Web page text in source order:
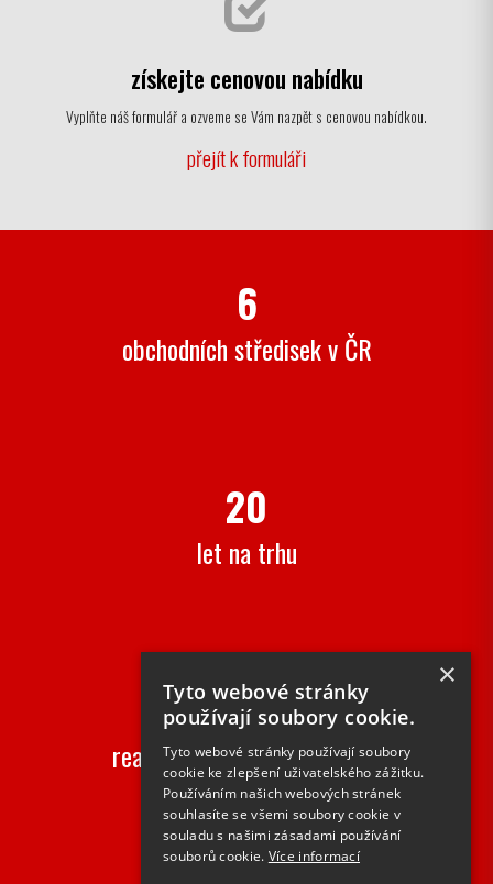
získejte cenovou nabídku
Vyplňte náš formulář a ozveme se Vám nazpět s cenovou nabídkou.
přejít k formuláři
6
obchodních středisek v ČR
20
let na trhu
2000+
realizovaných zakázek ročně
×
Tyto webové stránky
používají soubory cookie.
Tyto webové stránky používají soubory
cookie ke zlepšení uživatelského zážitku.
Používáním našich webových stránek
souhlasíte se všemi soubory cookie v
souladu s našimi zásadami používání
souborů cookie. Více informací